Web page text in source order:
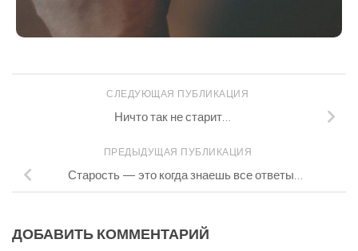
СЛЕДУЮЩАЯ ПУБЛИКАЦИЯ
Ничто так не старит…
ПРЕДЫДУЩАЯ ПУБЛИКАЦИЯ
Старость — это когда знаешь все ответы…
ДОБАВИТЬ КОММЕНТАРИЙ